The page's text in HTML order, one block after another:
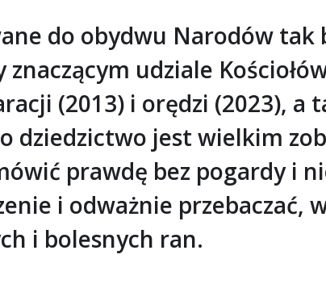
do obydwu Narodów tak
udziale
(2013) i orędzi (2023), a
dziedzictwo jest wielkim
prawdę bez pogardy i
i odważnie przebaczać,
i bolesnych ran.